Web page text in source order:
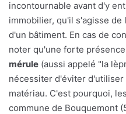
incontournable avant d'y
immobilier, qu'il s'agisse
d'un bâtiment. En cas de
noter qu'une forte
mérule (aussi appelé "la
nécessiter d'éviter
matériau. C'est pourquoi,
commune de Bouquemont